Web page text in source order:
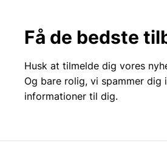
Få de bedste
Husk at tilmelde dig vores
Og bare rolig, vi spammer dig
informationer til dig.